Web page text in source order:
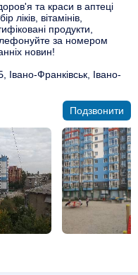
та краси в аптеці
вітамінів,
продукти,
за номером
новин!
Франківськ, Івано-
Подзвонити